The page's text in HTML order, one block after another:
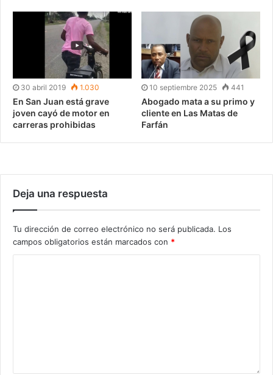
30 abril 2019 1.030
En San Juan está grave
joven cayó de motor en
carreras prohibidas
10 septiembre 2025 441
Abogado mata a su primo y
cliente en Las Matas de
Farfán
Deja una respuesta
Tu dirección de correo electrónico no será publicada. Los
campos obligatorios están marcados con *